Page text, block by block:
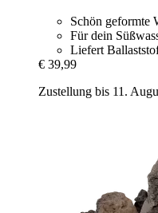
Schön geformte
Für dein
Liefert
€ 39,99
Zustellung bis 11.